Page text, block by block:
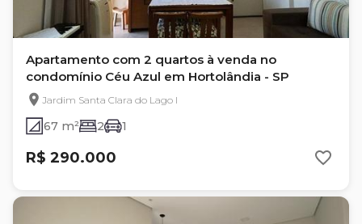
Apartamento com 2 quartos à venda no
condomínio Céu Azul em Hortolândia - SP
Jardim Santa Clara do Lago I
67 m² 2 1
R$ 290.000